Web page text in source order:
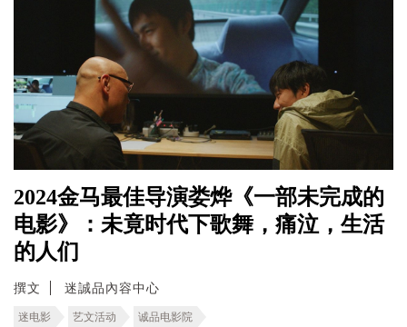
2024金马最佳导演娄烨《一部未完成的
电影》：未竟时代下歌舞，痛泣，生活
的人们
撰文 迷誠品內容中心
迷电影 艺文活动 诚品电影院